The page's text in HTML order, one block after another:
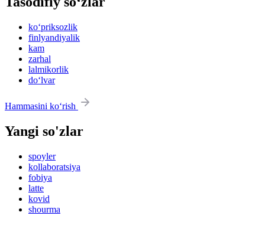
ko‘priksozlik
finlyandiyalik
kam
zarhal
lalmikorlik
do‘lvar
Hammasini ko‘rish
Yangi so'zlar
spoyler
kollaboratsiya
fobiya
latte
kovid
shourma